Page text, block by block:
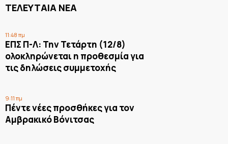
ΤΕΛΕΥΤΑΙΑ ΝΕΑ
11:48 πμ
ΕΠΣ Π-Λ: Την Τετάρτη (12/8)
ολοκληρώνεται η προθεσμία για
τις δηλώσεις συμμετοχής
9:11 πμ
Πέντε νέες προσθήκες για τον
Αμβρακικό Βόνιτσας